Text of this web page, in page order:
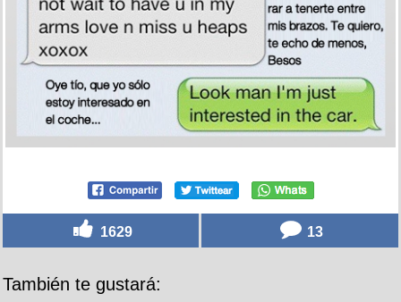
1629 13
También te gustará: